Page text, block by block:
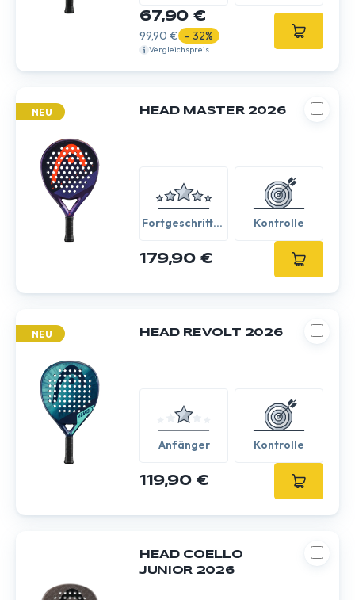
67,90 €
99,90 € - 32%
Vergleichspreis
NEU HEAD MASTER 2026
Fortgeschritten
Kontrolle
179,90 €
NEU HEAD REVOLT 2026
Anfänger Kontrolle
119,90 €
HEAD COELLO
JUNIOR 2026